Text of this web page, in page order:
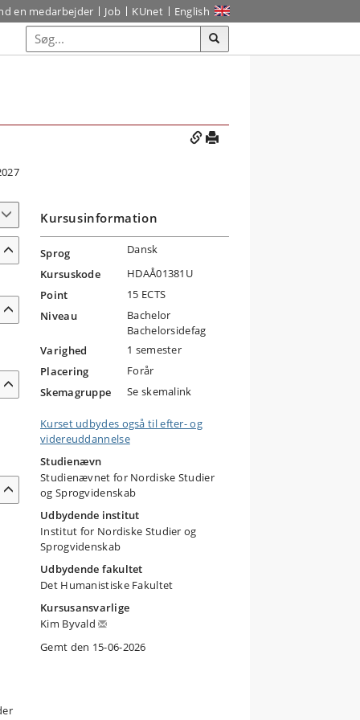
en medarbejder Job KUnet English
Kursusinformation
Sprog
Dansk
Kursuskode
HDAÅ01381U
Point
15 ECTS
Niveau
Bachelor
Bachelorsidefag
Varighed
1 semester
Placering
Forår
Skemagruppe
Se skemalink
Kurset udbydes også til efter- og
videreuddannelse
Studienævn
Studienævnet for Nordiske Studier
og Sprogvidenskab
Udbydende institut
Institut for Nordiske Studier og
Sprogvidenskab
Udbydende fakultet
Det Humanistiske Fakultet
Kursusansvarlige
Kim Byvald
Gemt den 15-06-2026